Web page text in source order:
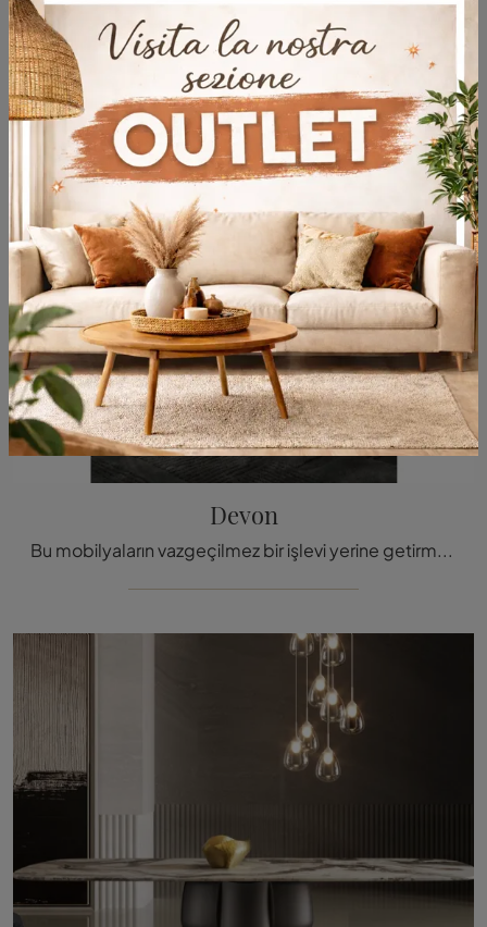
Devon
Bu mobilyaların vazgeçilmez bir işlevi yerine getirmesinin yanı sıra, aynı zamanda sıradan ve aksesuvarlardan